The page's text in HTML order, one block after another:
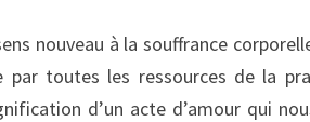
nouveau à la souffrance
toutes les ressources de la
d’un acte d’amour qui